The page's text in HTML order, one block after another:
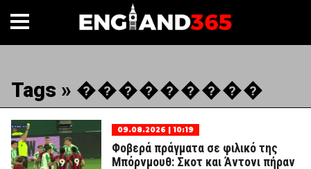
Tags » ���������
09.08.2026 | 10:19
Φοβερά πράγματα σε φιλικό της
Μπόρνμουθ: Σκοτ και Άντονι πήραν